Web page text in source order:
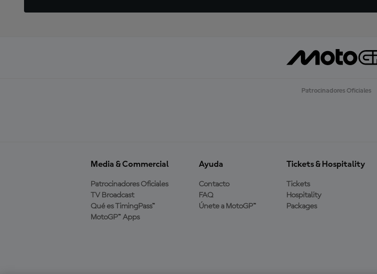
Patrocinadores Oficiales
Media & Commercial
Patrocinadores Oficiales
TV Broadcast
Qué es TimingPass™
MotoGP™ Apps
Ayuda
Contacto
FAQ
Únete a MotoGP™
Tickets & Hospitality
Tickets
Hospitality
Packages